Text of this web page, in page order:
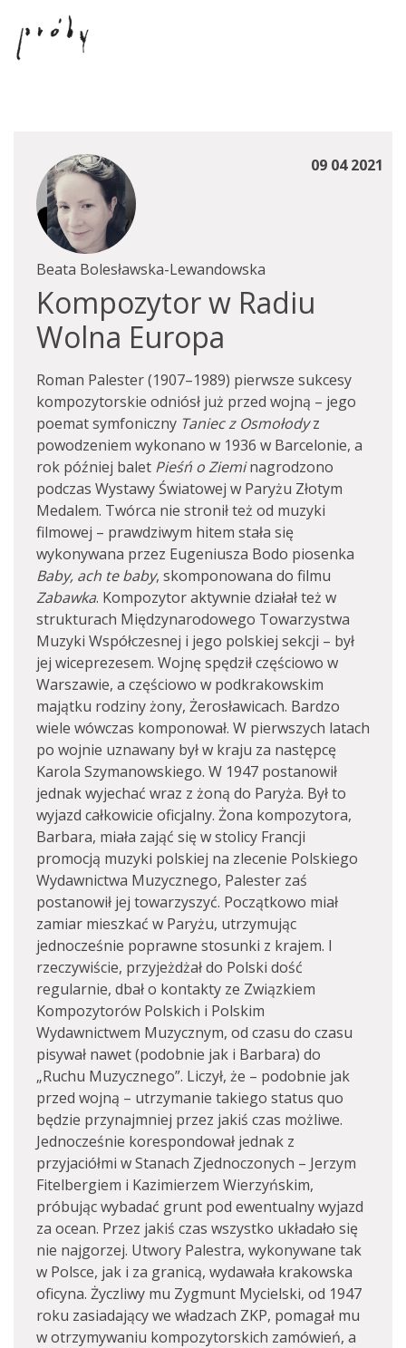
09 04 2021
Beata Bolesławska-Lewandowska
Kompozytor w Radiu
Wolna Europa
Roman Palester (1907–1989) pierwsze sukcesy
kompozytorskie odniósł już przed wojną – jego
poemat symfoniczny Taniec z Osmołodyz
powodzeniem wykonano w 1936 w Barcelonie, a
rok później balet Pieśń o Zieminagrodzono
podczas Wystawy Światowej w Paryżu Złotym
Medalem. Twórca nie stronił też od muzyki
filmowej – prawdziwym hitem stała się
wykonywana przez Eugeniusza Bodo piosenka
Baby, ach te baby, skomponowana do filmu
Zabawka. Kompozytor aktywnie działał też w
strukturach Międzynarodowego Towarzystwa
Muzyki Współczesnej i jego polskiej sekcji – był
jej wiceprezesem. Wojnę spędził częściowo w
Warszawie, a częściowo w podkrakowskim
majątku rodziny żony, Żerosławicach. Bardzo
wiele wówczas komponował. W pierwszych latach
po wojnie uznawany był w kraju za następcę
Karola Szymanowskiego. W 1947 postanowił
jednak wyjechać wraz z żoną do Paryża. Był to
wyjazd całkowicie oficjalny. Żona kompozytora,
Barbara, miała zająć się w stolicy Francji
promocją muzyki polskiej na zlecenie Polskiego
Wydawnictwa Muzycznego, Palester zaś
postanowił jej towarzyszyć. Początkowo miał
zamiar mieszkać w Paryżu, utrzymując
jednocześnie poprawne stosunki z krajem. I
rzeczywiście, przyjeżdżał do Polski dość
regularnie, dbał o kontakty ze Związkiem
Kompozytorów Polskich i Polskim
Wydawnictwem Muzycznym, od czasu do czasu
pisywał nawet (podobnie jak i Barbara) do
„Ruchu Muzycznego”. Liczył, że – podobnie jak
przed wojną – utrzymanie takiego status quo
będzie przynajmniej przez jakiś czas możliwe.
Jednocześnie korespondował jednak z
przyjaciółmi w Stanach Zjednoczonych – Jerzym
Fitelbergiem i Kazimierzem Wierzyńskim,
próbując wybadać grunt pod ewentualny wyjazd
za ocean. Przez jakiś czas wszystko układało się
nie najgorzej. Utwory Palestra, wykonywane tak
w Polsce, jak i za granicą, wydawała krakowska
oficyna. Życzliwy mu Zygmunt Mycielski, od 1947
roku zasiadający we władzach ZKP, pomagał mu
w otrzymywaniu kompozytorskich zamówień, a